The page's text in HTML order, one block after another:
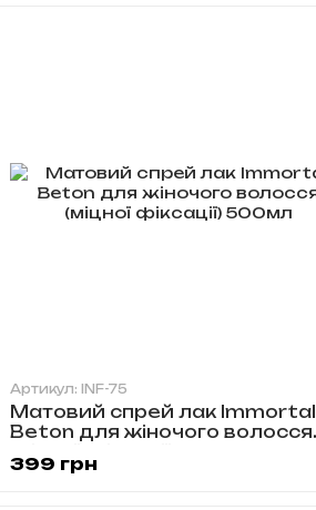
Артикул: INF-75
Матовий спрей лак Immortal
Beton для жіночого волосся
399 грн